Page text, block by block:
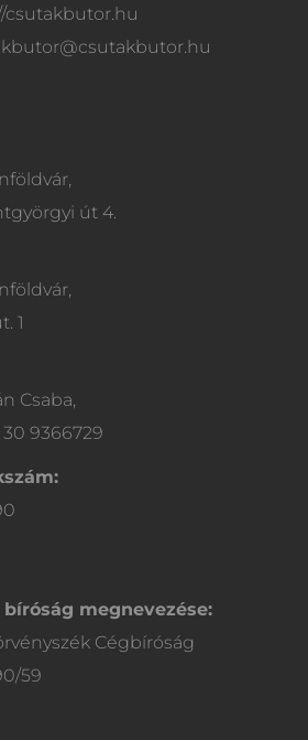
csutakbutor.hu
út 4.
1
Csaba,
9366729
megnevezése:
Cégbíróság
59